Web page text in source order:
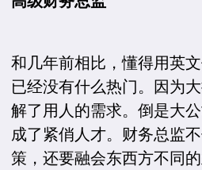
和几年前相比，懂得用英
已经没有什么热门。因为
解了用人的需求。倒是大
成了紧俏人才。财务总监
策，还要融会东西方不同的